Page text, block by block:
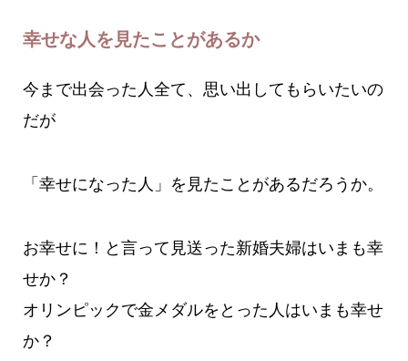
幸せな人を見たことがあるか
今まで出会った人全て、思い出してもらいたいの
だが
「幸せになった人」を見たことがあるだろうか。
お幸せに！と言って見送った新婚夫婦はいまも幸
せか？
オリンピックで金メダルをとった人はいまも幸せ
か？